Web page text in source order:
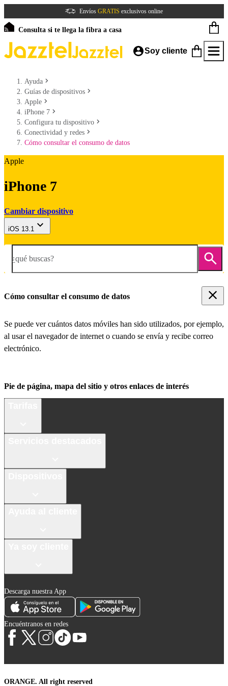
Envíos GRATIS exclusivos online
Consulta si te llega la fibra a casa
Soy cliente
Ayuda
Guías de dispositivos
Apple
iPhone 7
Configura tu dispositivo
Conectividad y redes
Cómo consultar el consumo de datos
Apple
iPhone 7
Cambiar dispositivo
iOS 13.1
¿qué buscas?
Cómo consultar el consumo de datos
Se puede ver cuántos datos móviles han sido utilizados, por ejemplo,
al usar el navegador de internet o cuando se envía y recibe correo
electrónico.
Pie de página, mapa del sitio y otros enlaces de interés
Descarga nuestra App
Encuéntranos en redes
ORANGE. All right reserved